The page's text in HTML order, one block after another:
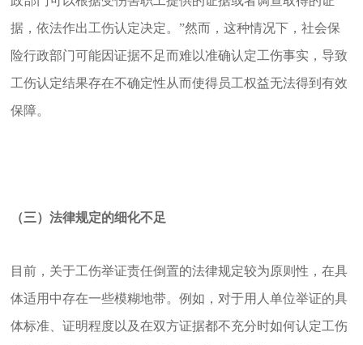
据，依法作出工伤认定决定。”然而，这种情况下，社会保
险行政部门可能因证据不足而难以准确认定工伤事实，导致
工伤认定结果存在不确定性从而使得员工权益无法得到有效
保障。
（三）法律规定的细化不足
目前，关于工伤举证责任倒置的法律规定较为原则性，在具
体适用中存在一些模糊地带。例如，对于用人单位举证的具
体标准、证明程度以及在双方证据都不充分时如何认定工伤